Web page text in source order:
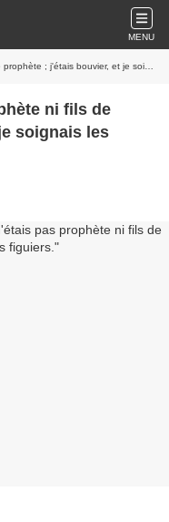
MENU
j'étais bouvier, et je soignais les figuiers.
ni fils de
soignais les